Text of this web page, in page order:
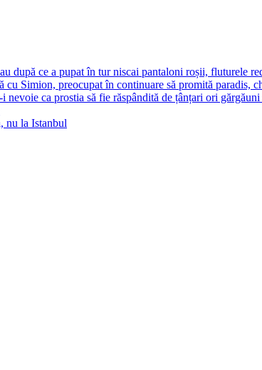
după ce a pupat în tur niscai pantaloni roșii, fluturele
cu Simion, preocupat în continuare să promită paradis,
ca prostia să fie răspândită de țânțari ori
nu la Istanbul